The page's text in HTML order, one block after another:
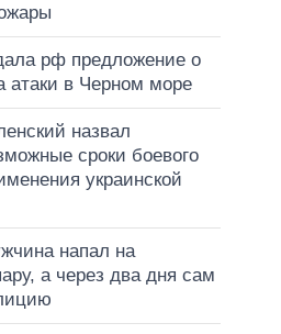
рф предложение о
атаки в Черном море
назвал
сроки боевого
украинской
напал на
а через два дня сам